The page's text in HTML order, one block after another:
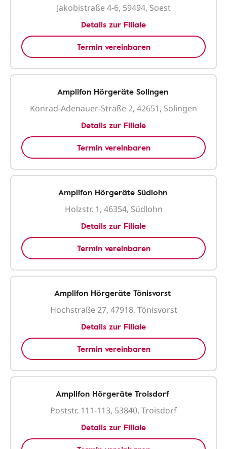
Jakobistraße 4-6, 59494, Soest
Details zur Filiale
Termin vereinbaren
Amplifon Hörgeräte Solingen
Konrad-Adenauer-Straße 2, 42651, Solingen
Details zur Filiale
Termin vereinbaren
Amplifon Hörgeräte Südlohn
Holzstr. 1, 46354, Südlohn
Details zur Filiale
Termin vereinbaren
Amplifon Hörgeräte Tönisvorst
Hochstraße 27, 47918, Tönisvorst
Details zur Filiale
Termin vereinbaren
Amplifon Hörgeräte Troisdorf
Poststr. 111-113, 53840, Troisdorf
Details zur Filiale